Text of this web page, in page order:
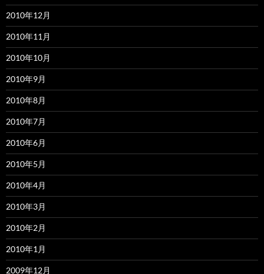
2010年12月
2010年11月
2010年10月
2010年9月
2010年8月
2010年7月
2010年6月
2010年5月
2010年4月
2010年3月
2010年2月
2010年1月
2009年12月